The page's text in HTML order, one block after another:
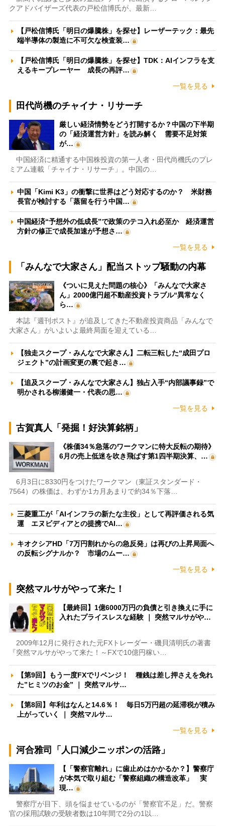
クアドバイザーズ代表の戸松信博氏が、最新…
【戸松信博氏「明日の爆騰株」を探せ】レーザーテック：最先
端半導体の製造に不可欠な検査装…
【戸松信博氏「明日の爆騰株」を探せ】TDK：AIインフラを支
えるキープレーヤー 成長の再評…
一覧を見る
田代尚機のチャイナ・リサーチ
厳しい経済情勢をどう打開するか？中国の下半期
の「経済運営方針」を読み解く 需要不足対策
が…
中国経済に精通する中国株投資の第一人者・田代尚機氏のプレ
ミアム連載「チャイナ・リサーチ」。中国の…
中国「Kimi K3」の衝撃に世界はどう対応するのか？ 米財務
長官が検討する「蒸留を行う中国…
中国経済“予想外の低成長”で政策のテコ入れ必至か 経済運営
方針の修正で成長加速が予想さ…
一覧を見る
「みんなで大家さん」配当ストップ騒動の内幕
《ついに見えた問題の核心》「みんなで大家さ
ん」2000億円超不動産投資トラブル“異常なく
ら…
本誌『週刊ポスト』が追及してきた不動産投資商品「みんなで
大家さん」がいよいよ最終局面を迎えている…
【独走スクープ・みんなで大家さん】二転三転した“成田プロ
ジェクト”の計画変更の裏で起き…
【追及スクープ・みんなで大家さん】独占入手“内部議事録”で
明かされる柳瀬健一・代表の思…
一覧を見る
古賀真人「発掘！好決算銘柄」
《株価34％急落のワークマンに特大反転の期待》
6月の売上低迷を吹き飛ばす第1四半期決算、…
6月3日に8330円をつけたワークマン（東証スタンダード・
7564）の株価は、わずか1カ月あまりで約34％下落…
三菱重工が「AIインフラの新たな主役」として再評価される気
運 エヌビディアとの提携でAI…
キオクシアHD「7万円割れからの急反発」は再びの上昇局面へ
の反転シグナルか？ 市場のムー…
一覧を見る
突然マルサがやって来た！
【最終回】1億6000万円の負債と引き換えに手に
入れたプライスレスな経験 ｜ 突然マルサがや…
2009年12月に発行された元FXトレーダー・磯貝清明氏の著書
『突然マルサがやって来た！～FXで10億円稼い…
【第9回】もう一度FXでリベンジ！ 種銭は差し押さえを免れ
た”ヒミツのお金” ｜ 突然マルサ…
【第8回】年利はなんと14.6％！ 毎日5万円超の延滞税が積み
上がっていく ｜ 突然マルサ…
一覧を見る
河合雅司「人口減少ニッポンの活路」
【「警察官離れ」に歯止めはかかるか？】警察庁
が本気で取り組む「警察組織の構造改革」 実
現…
警察庁が目下、頭を悩ませているのが「警察官不足」だ。警察
官の採用試験の受験者数は10年間で2分の1以…